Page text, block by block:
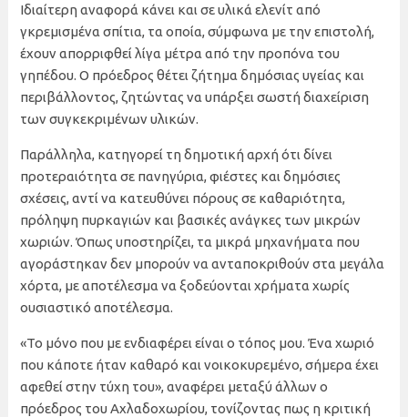
Ιδιαίτερη αναφορά κάνει και σε υλικά ελενίτ από
γκρεμισμένα σπίτια, τα οποία, σύμφωνα με την επιστολή,
έχουν απορριφθεί λίγα μέτρα από την προπόνα του
γηπέδου. Ο πρόεδρος θέτει ζήτημα δημόσιας υγείας και
περιβάλλοντος, ζητώντας να υπάρξει σωστή διαχείριση
των συγκεκριμένων υλικών.
Παράλληλα, κατηγορεί τη δημοτική αρχή ότι δίνει
προτεραιότητα σε πανηγύρια, φιέστες και δημόσιες
σχέσεις, αντί να κατευθύνει πόρους σε καθαριότητα,
πρόληψη πυρκαγιών και βασικές ανάγκες των μικρών
χωριών. Όπως υποστηρίζει, τα μικρά μηχανήματα που
αγοράστηκαν δεν μπορούν να ανταποκριθούν στα μεγάλα
χόρτα, με αποτέλεσμα να ξοδεύονται χρήματα χωρίς
ουσιαστικό αποτέλεσμα.
«Το μόνο που με ενδιαφέρει είναι ο τόπος μου. Ένα χωριό
που κάποτε ήταν καθαρό και νοικοκυρεμένο, σήμερα έχει
αφεθεί στην τύχη του», αναφέρει μεταξύ άλλων ο
πρόεδρος του Αχλαδοχωρίου, τονίζοντας πως η κριτική